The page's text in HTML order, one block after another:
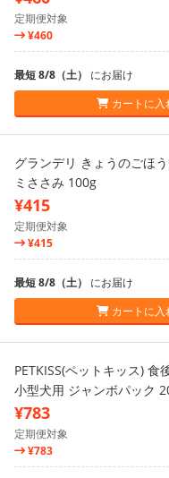
定期便対象
¥460
最短 8/8（土） にお届け
カートに入
グランデリ きょうのごほ
ミささみ 100g
¥415
定期便対象
¥415
最短 8/8（土） にお届け
カートに入
PETKISS(ペットキッス) 食
小型犬用 ジャンボパック
¥783
定期便対象
¥783